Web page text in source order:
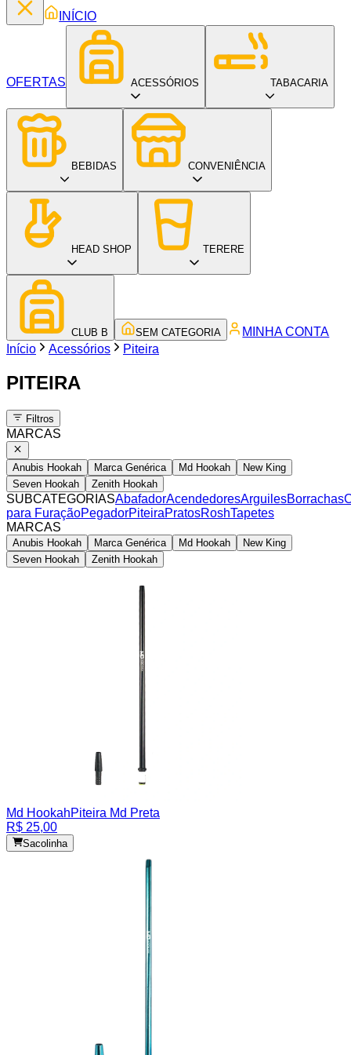
INÍCIO
OFERTAS ACESSÓRIOS TABACARIA
BEBIDAS CONVENIÊNCIA
HEAD SHOP TERERE
CLUB B SEM CATEGORIA
MINHA CONTA
Início
Acessórios Piteira
PITEIRA
Filtros
MARCAS
Anubis Hookah Marca Genérica Md Hookah
New King
Seven Hookah
Zenith Hookah
SUBCATEGORIASAbafadorAcendedoresArguilesBorrachas
para FuraçãoPegadorPiteiraPratosRoshTapetes
MARCAS
Anubis Hookah Marca Genérica Md Hookah
New King
Seven Hookah
Zenith Hookah
Md HookahPiteira Md Preta
R$ 25,00
Sacolinha